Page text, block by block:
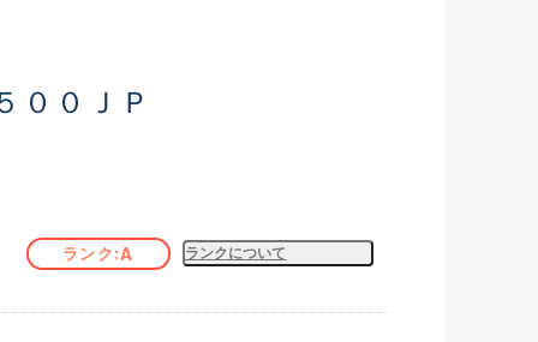
００ＪＰ
ランク A ランクについて